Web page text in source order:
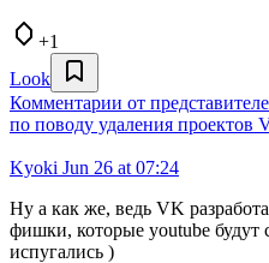
+1
Look
Комментарии от
по поводу удаления проектов
Kyoki Jun 26 at 07:24
Ну а как же, ведь VK
фишки, которые youtube будут
испугались )